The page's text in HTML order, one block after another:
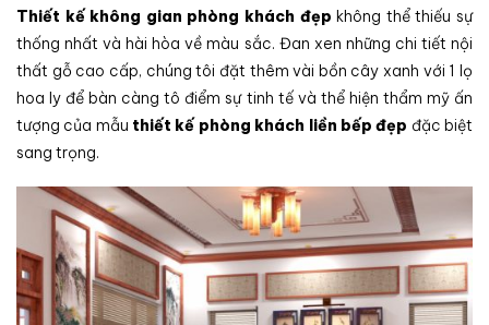
Thiết kế không gian phòng khách đẹp không thể thiếu sự
thống nhất và hài hòa về màu sắc. Đan xen những chi tiết nội
thất gỗ cao cấp, chúng tôi đặt thêm vài bồn cây xanh với 1 lọ
hoa ly để bàn càng tô điểm sự tinh tế và thể hiện thẩm mỹ ấn
tượng của mẫu thiết kế phòng khách liền bếp đẹp đặc biệt
sang trọng.